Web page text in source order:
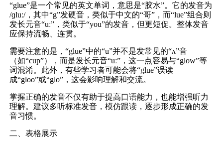
“glue”是一个常见的英文单词，意思是“胶水”。它的发音为
/ɡluː/，其中“g”发硬音，类似于中文的“哥”，而“lue”组合则
发长元音“uː”，类似于“you”的发音，但更短促。整体发音
应保持流畅、连贯。
需要注意的是，“glue”中的“u”并不是发常见的“ʌ”音
（如“cup”），而是发长元音“uː”，这一点容易与“glow”等
词混淆。此外，有些学习者可能会将“glue”误读
成“gloo”或“glo”，这会影响理解和交流。
掌握正确的发音不仅有助于提高口语能力，也能增强听力
理解。建议多听标准发音，模仿跟读，逐步形成正确的发
音习惯。
二、表格展示